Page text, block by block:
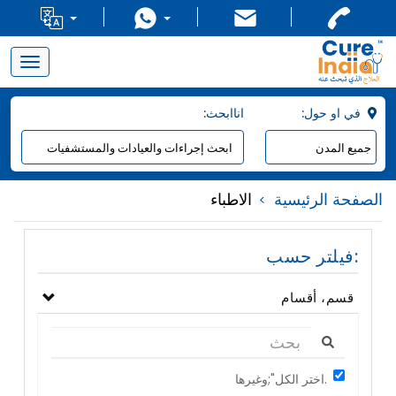
Toggle
navigation
:اناابحث
الصفحة الرئيسية الاطباء
فيلتر حسب:
قسم، أقسام
اختر الكل";وغيرها.